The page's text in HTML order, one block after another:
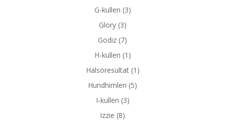
G-kullen (3)
Glory(3)
Godiz (7)
H-kullen (1)
Hälsoresultat(1)
Hundhimlen (5)
I-kullen (3)
Izzie (8)